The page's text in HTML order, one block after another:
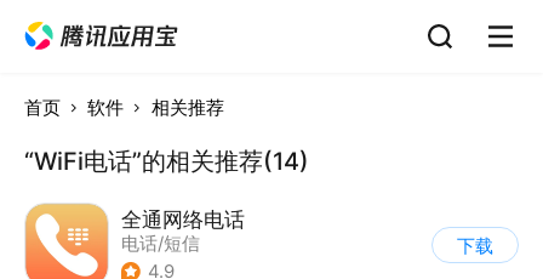
首页 软件 相关推荐
“WiFi电话”的相关推荐(14)
全通网络电话
电话/短信
4.9
下载